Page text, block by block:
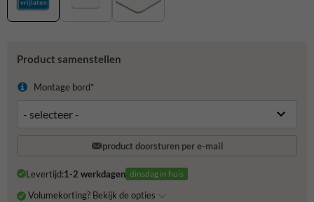
Product samenstellen
Montage bord*
product doorsturen per e-mail
Levertijd:1-2 werkdagen dinsdag in huis
Volumekorting? Bekijk de opties